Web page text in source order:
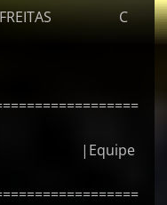
DE FREITAS C
|Equipe